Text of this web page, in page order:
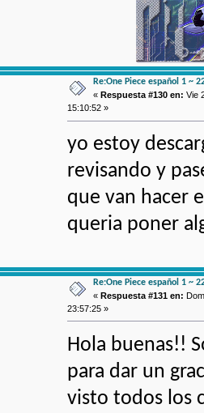
Re:One Piece español 1 ~
« Respuesta #130 en: Vie
15:10:52 »
yo estoy
revisando y
que van hacer
queria poner
Re:One Piece español 1 ~
«Respuesta #131 en:
23:57:25 »
Hola buenas!!
para dar un
visto todos los